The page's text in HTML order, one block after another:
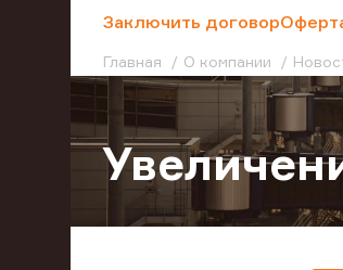
Заключить договор
Главная О компании